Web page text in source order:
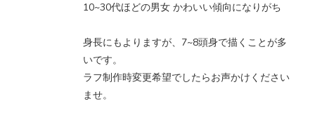
10~30代ほどの男女 かわいい傾向になりがち
身長にもよりますが、7~8頭身で描くことが多
いです。
ラフ制作時変更希望でしたらお声かけください
ませ。